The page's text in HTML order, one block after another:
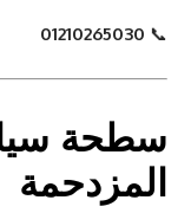
📞
01210265030
سطحة
المزدحمة